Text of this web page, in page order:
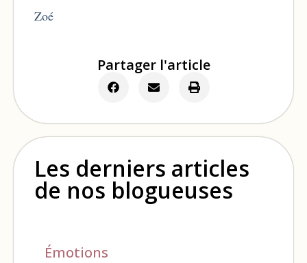
Zoé
Partager l'article
Les derniers articles
de nos blogueuses
Émotions